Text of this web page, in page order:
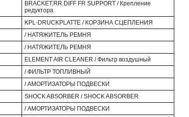
BRACKET.RR DIFF FR SUPPORT / Крепление
редуктора
KPL-DRUCKPLATTE / КОРЗИНА СЦЕПЛЕНИЯ
/ НАТЯЖИТЕЛЬ РЕМНЯ
/ НАТЯЖИТЕЛЬ РЕМНЯ
ELEMENT AIR CLEANER / Фильтр воздушный
/ ФИЛЬТР ТОПЛИВНЫЙ
/ АМОРТИЗАТОРЫ ПОДВЕСКИ
SHOCK ABSORBER / SHOCK ABSORBER
/ АМОРТИЗАТОРЫ ПОДВЕСКИ